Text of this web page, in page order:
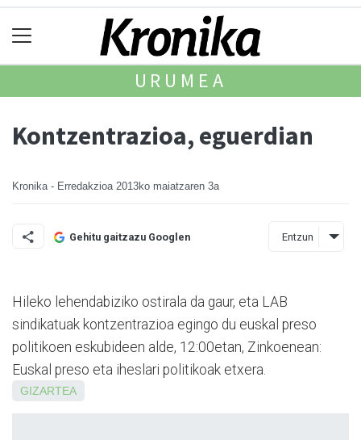
URUMEA
Kontzentrazioa, eguerdian
Kronika - Erredakzioa 2013ko maiatzaren 3a
Gehitu gaitzazu Googlen Entzun
Hileko lehendabiziko ostirala da gaur, eta LAB
sindikatuak kontzentrazioa egingo du eus­kal preso
politikoen eskubideen alde, 12:00etan, Zin­koenean:
Euskal preso eta iheslari politikoak etxera.
GIZARTEA